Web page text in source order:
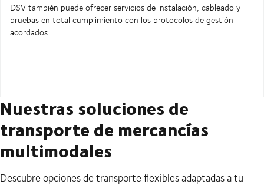
DSV también puede ofrecer servicios de instalación, cableado y
pruebas en total cumplimiento con los protocolos de gestión
acordados.
Nuestras soluciones de
transporte de mercancías
multimodales
Descubre opciones de transporte flexibles adaptadas a tu